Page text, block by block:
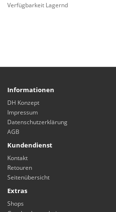
Verfügbarkeit Lagernd
Informationen
DH Konzept
Impressum
Datenschutzerklärung
AGB
Kundendienst
Kontakt
Retouren
Seitenübersicht
Extras
Shops